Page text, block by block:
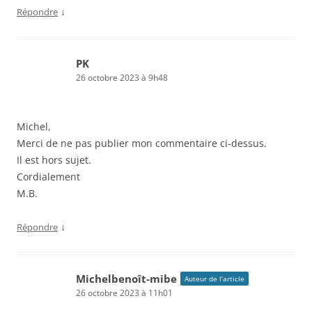
Répondre ↓
PK
26 octobre 2023 à 9h48
Michel,
Merci de ne pas publier mon commentaire ci-dessus.
Il est hors sujet.
Cordialement
M.B.
Répondre ↓
Michelbenoît-mibe Auteur de l’article
26 octobre 2023 à 11h01